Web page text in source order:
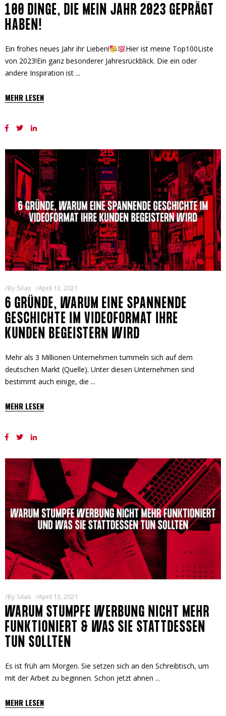
100 DINGE, DIE MEIN JAHR 2023 GEPRÄGT
HABEN!
Ein frohes neues Jahr ihr Lieben!
Hier ist meine Top100Liste
von 2023!Ein ganz besonderer Jahresrückblick. Die ein oder
andere Inspiration ist
MEHR LESEN
By Silas April 13, 2021
6 GRÜNDE, WARUM EINE SPANNENDE
GESCHICHTE IM VIDEOFORMAT IHRE
KUNDEN BEGEISTERN WIRD
Mehr als 3 Millionen Unternehmen tummeln sich auf dem
deutschen Markt (Quelle). Unter diesen Unternehmen sind
bestimmt auch einige, die
MEHR LESEN
By Silas April 13, 2021
WARUM STUMPFE WERBUNG NICHT MEHR
FUNKTIONIERT & WAS SIE STATTDESSEN
TUN SOLLTEN
Es ist früh am Morgen. Sie setzen sich an den Schreibtisch, um
mit der Arbeit zu beginnen. Schon jetzt ahnen
MEHR LESEN